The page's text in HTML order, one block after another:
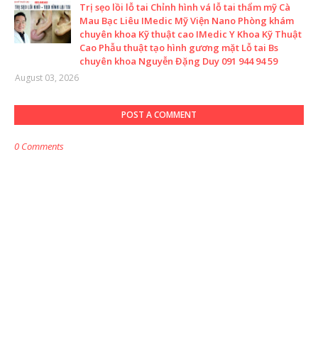
Trị sẹo lồi lỗ tai Chỉnh hình vá lỗ tai thẩm mỹ Cà
Mau Bạc Liêu IMedic Mỹ Viện Nano Phòng khám
chuyên khoa Kỹ thuật cao IMedic Y Khoa Kỹ Thuật
Cao Phẫu thuật tạo hình gương mặt Lỗ tai Bs
chuyên khoa Nguyễn Đặng Duy 091 944 94 59
August 03, 2026
POST A COMMENT
0 Comments